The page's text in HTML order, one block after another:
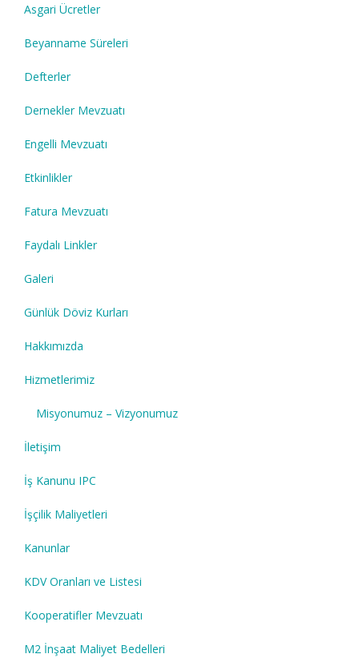
Asgari Ücretler
Beyanname Süreleri
Defterler
Dernekler Mevzuatı
Engelli Mevzuatı
Etkinlikler
Fatura Mevzuatı
Faydalı Linkler
Galeri
Günlük Döviz Kurları
Hakkımızda
Hizmetlerimiz
Misyonumuz – Vizyonumuz
İletişim
İş Kanunu IPC
İşçilik Maliyetleri
Kanunlar
KDV Oranları ve Listesi
Kooperatifler Mevzuatı
M2 İnşaat Maliyet Bedelleri